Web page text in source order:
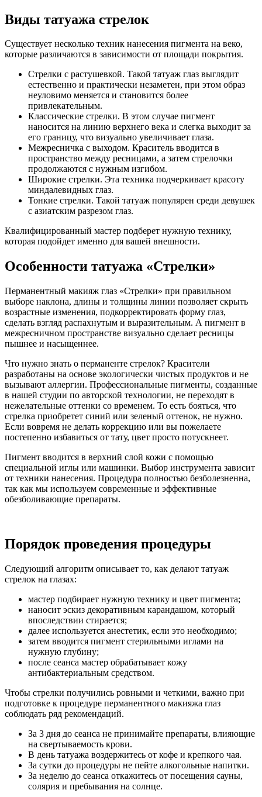
Виды татуажа стрелок
Существует несколько техник нанесения пигмента на веко,
которые различаются в зависимости от площади покрытия.
Стрелки с растушевкой. Такой татуаж глаз выглядит
естественно и практически незаметен, при этом образ
неуловимо меняется и становится более
привлекательным.
Классические стрелки. В этом случае пигмент
наносится на линию верхнего века и слегка выходит за
его границу, что визуально увеличивает глаза.
Межресничка с выходом. Краситель вводится в
пространство между ресницами, а затем стрелочки
продолжаются с нужным изгибом.
Широкие стрелки. Эта техника подчеркивает красоту
миндалевидных глаз.
Тонкие стрелки. Такой татуаж популярен среди девушек
с азиатским разрезом глаз.
Квалифицированный мастер подберет нужную технику,
которая подойдет именно для вашей внешности.
Особенности татуажа «Стрелки»
Перманентный макияж глаз «Стрелки» при правильном
выборе наклона, длины и толщины линии позволяет скрыть
возрастные изменения, подкорректировать форму глаз,
сделать взгляд распахнутым и выразительным. А пигмент в
межресничном пространстве визуально сделает ресницы
пышнее и насыщеннее.
Что нужно знать о перманенте стрелок? Красители
разработаны на основе экологически чистых продуктов и не
вызывают аллергии. Профессиональные пигменты, созданные
в нашей студии по авторской технологии, не переходят в
нежелательные оттенки со временем. То есть бояться, что
стрелка приобретет синий или зеленый оттенок, не нужно.
Если вовремя не делать коррекцию или вы пожелаете
постепенно избавиться от тату, цвет просто потускнеет.
Пигмент вводится в верхний слой кожи с помощью
специальной иглы или машинки. Выбор инструмента зависит
от техники нанесения. Процедура полностью безболезненна,
так как мы используем современные и эффективные
обезболивающие препараты.
Порядок проведения процедуры
Следующий алгоритм описывает то, как делают татуаж
стрелок на глазах:
мастер подбирает нужную технику и цвет пигмента;
наносит эскиз декоративным карандашом, который
впоследствии стирается;
далее используется анестетик, если это необходимо;
затем вводится пигмент стерильными иглами на
нужную глубину;
после сеанса мастер обрабатывает кожу
антибактериальным средством.
Чтобы стрелки получились ровными и четкими, важно при
подготовке к процедуре перманентного макияжа глаз
соблюдать ряд рекомендаций.
За 3 дня до сеанса не принимайте препараты, влияющие
на свертываемость крови.
В день татуажа воздержитесь от кофе и крепкого чая.
За сутки до процедуры не пейте алкогольные напитки.
За неделю до сеанса откажитесь от посещения сауны,
солярия и пребывания на солнце.